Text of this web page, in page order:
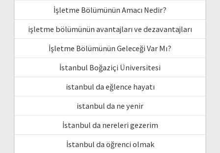
İşletme Bölümünün Amacı Nedir?
işletme bölümünün avantajları ve dezavantajları
İşletme Bölümünün Geleceği Var Mı?
İstanbul Boğaziçi Üniversitesi
istanbul da eğlence hayatı
istanbul da ne yenir
İstanbul da nereleri gezerim
İstanbul da öğrenci olmak